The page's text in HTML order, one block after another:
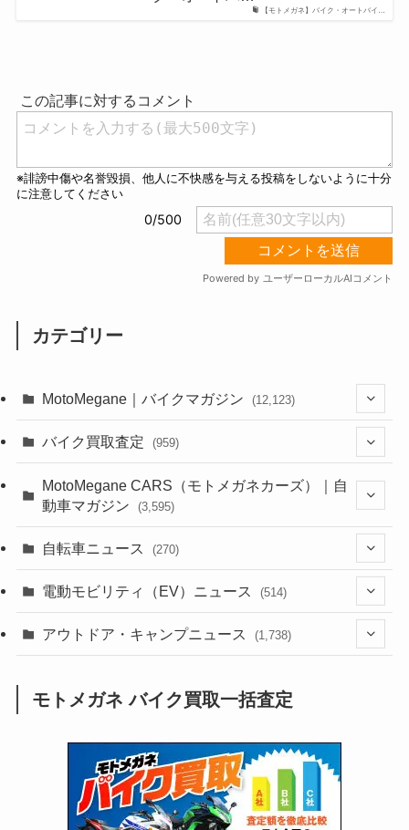
【モトメガネ】バイク・オートバイ…
カテゴリー
MotoMegane｜バイクマガジン (12,123)
(44)
(1,240)
(637)
(118)
(60)
(31)
(51)
(34)
(251)
(38)
(24)
(16)
(25)
(249)
(64)
(16)
(62)
(306)
(6,953)
(2,473)
(249)
(1,226)
(12)
(131)
(167)
(66)
(16)
(141)
(1,138)
(166)
(23)
(415)
バイク買取査定 (959)
(352)
MotoMegane CARS（モトメガネカーズ）｜自
動車マガジン
(3,595)
(184)
(137)
(72)
(2,738)
(126)
(170)
自転車ニュース (270)
(54)
(211)
電動モビリティ（EV）ニュース (514)
(132)
(171)
(118)
(27)
アウトドア・キャンプニュース (1,738)
(1,605)
(147)
モトメガネ バイク買取一括査定